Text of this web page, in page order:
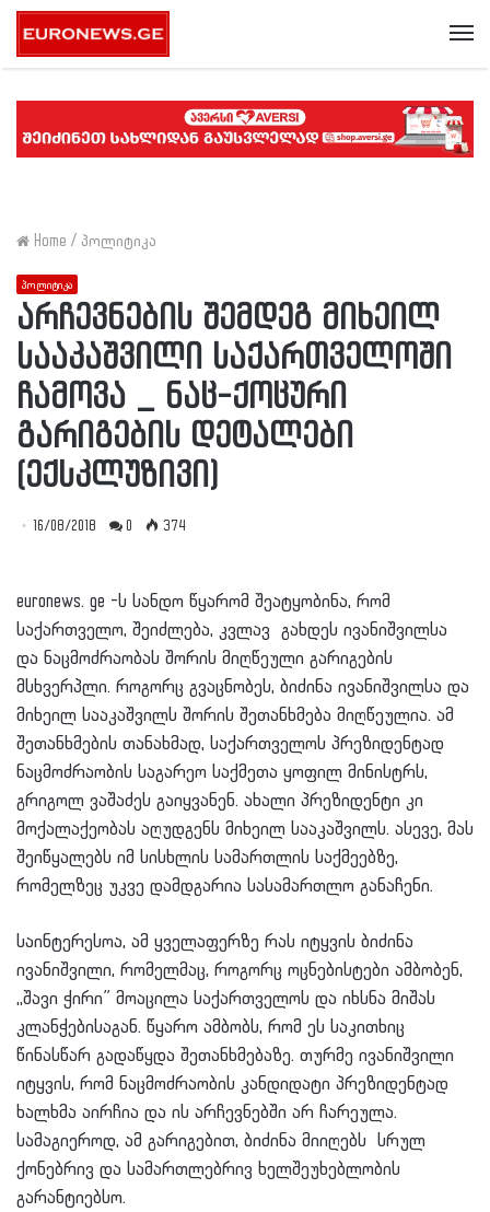
Home / პოლიტიკა
პოლიტიკა
არჩევნების შემდეგ მიხეილ
სააკაშვილი საქართველოში
ჩამოვა _ ნაც-ქოცური
გარიგების დეტალები
(ექსკლუზივი)
16/08/2018 0 374
euronews. ge -ს სანდო წყარომ შეატყობინა, რომ
საქართველო, შეიძლება, კვლავ გახდეს ივანიშვილსა
და ნაცმოძრაობას შორის მიღწეული გარიგების
მსხვერპლი. როგორც გვაცნობეს, ბიძინა ივანიშვილსა და
მიხეილ სააკაშვილს შორის შეთანხმება მიღწეულია. ამ
შეთანხმების თანახმად, საქართველოს პრეზიდენტად
ნაცმოძრაობის საგარეო საქმეთა ყოფილ მინისტრს,
გრიგოლ ვაშაძეს გაიყვანენ. ახალი პრეზიდენტი კი
მოქალაქეობას აღუდგენს მიხეილ სააკაშვილს. ასევე, მას
შეიწყალებს იმ სისხლის სამართლის საქმეებზე,
რომელზეც უკვე დამდგარია სასამართლო განაჩენი.
საინტერესოა, ამ ყველაფერზე რას იტყვის ბიძინა
ივანიშვილი, რომელმაც, როგორც ოცნებისტები ამბობენ,
,,შავი ჭირი” მოაცილა საქართველოს და იხსნა მიშას
კლანჭებისაგან. წყარო ამბობს, რომ ეს საკითხიც
წინასწარ გადაწყდა შეთანხმებაზე. თურმე ივანიშვილი
იტყვის, რომ ნაცმოძრაობის კანდიდატი პრეზიდენტად
ხალხმა აირჩია და ის არჩევნებში არ ჩარეულა.
სამაგიეროდ, ამ გარიგებით, ბიძინა მიიღებს სრულ
ქონებრივ და სამართლებრივ ხელშეუხებლობის
გარანტიებსო.